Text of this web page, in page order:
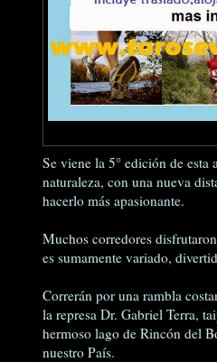
Se viene la 5° edición de esta
naturaleza, con una nueva
hacerlo más apasionante.
Muchos corredores
es sumamente variado,
Correrán por una rambla
la represa Dr. Gabriel Terra,
hermoso lago de Rincón del
nuestro País.